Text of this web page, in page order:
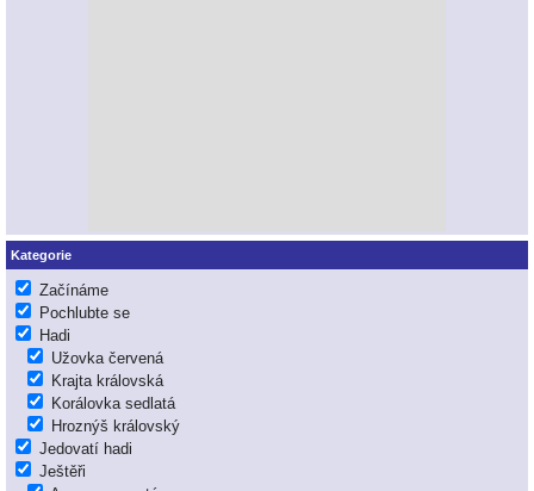
Kategorie
Začínáme
Pochlubte se
Hadi
Užovka červená
Krajta královská
Korálovka sedlatá
Hroznýš královský
Jedovatí hadi
Ještěři